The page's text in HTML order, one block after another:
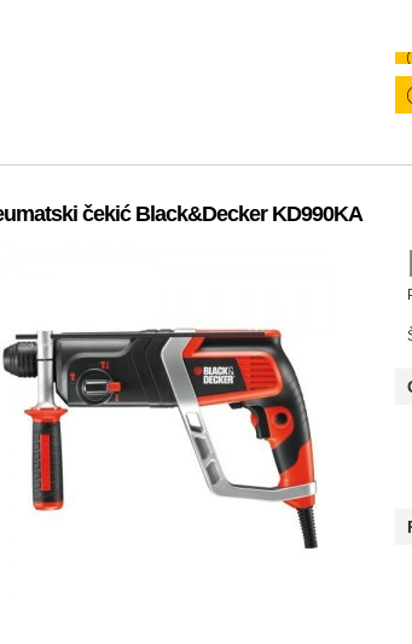
čekić Black&Decker KD990KA